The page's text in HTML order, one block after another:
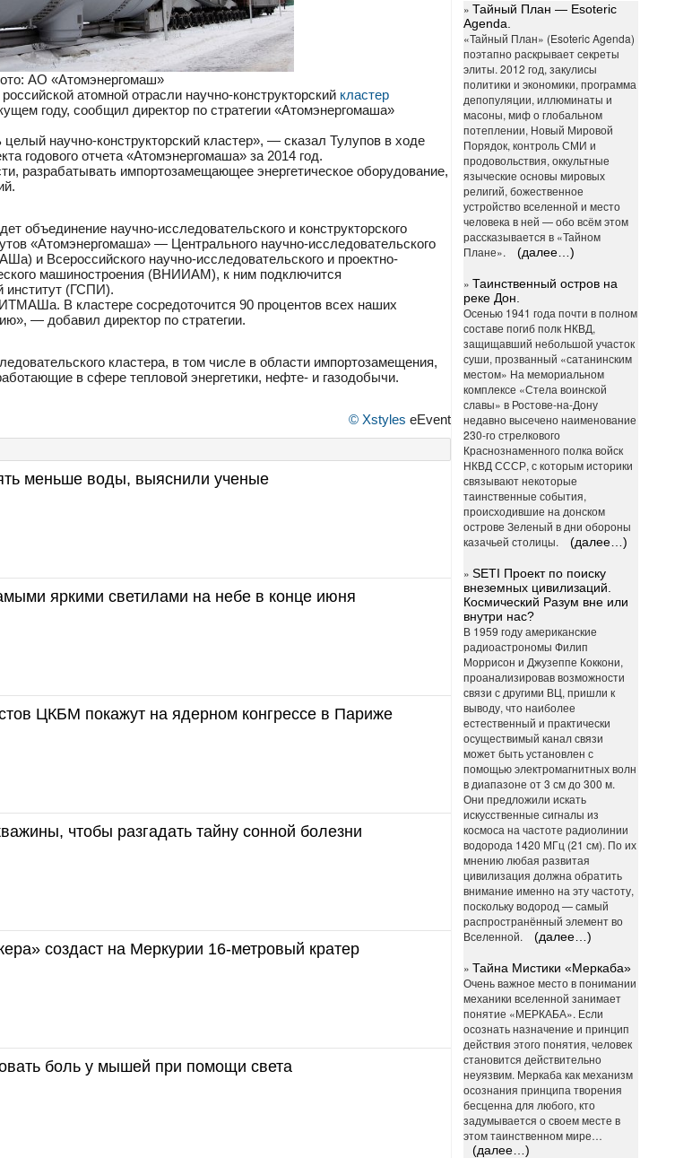
АО «Атомэнергомаш»
атомной отрасли научно-конструкторский кластер
году, сообщил директор по стратегии «Атомэнергомаша»
научно-конструкторский кластер», — сказал Тулупов в ходе
годового отчета «Атомэнергомаша» за 2014 год.
разрабатывать импортозамещающее энергетическое оборудование,
объединение научно-исследовательского и конструкторского
«Атомэнергомаша» — Центрального научно-исследовательского
и Всероссийского научно-исследовательского и проектно-
машиностроения (ВНИИАМ), к ним подключится
институт (ГСПИ).
В кластере сосредоточится 90 процентов всех наших
— добавил директор по стратегии.
кластера, в том числе в области импортозамещения,
в сфере тепловой энергетики, нефте- и газодобычи.
© Xstyles eEvent
меньше воды, выяснили ученые
яркими светилами на небе в конце июня
ЦКБМ покажут на ядерном конгрессе в Париже
чтобы разгадать тайну сонной болезни
создаст на Меркурии 16-метровый кратер
боль у мышей при помощи света
»Тайный План — Esoteric
Agenda.
«Тайный План» (Esoteric Agenda)
поэтапно раскрывает секреты
элиты. 2012 год, закулисы
политики и экономики, программа
депопуляции, иллюминаты и
масоны, миф о глобальном
потеплении, Новый Мировой
Порядок, контроль СМИ и
продовольствия, оккультные
языческие основы мировых
религий, божественное
устройство вселенной и место
человека в ней — обо всём этом
рассказывается в «Тайном
Плане».
(далее…)
»Таинственный остров на
реке Дон.
Осенью 1941 года почти в полном
составе погиб полк НКВД,
защищавший небольшой участок
суши, прозванный «сатанинским
местом» На мемориальном
комплексе «Стела воинской
славы» в Ростове-на-Дону
недавно высечено наименование
230-го стрелкового
Краснознаменного полка войск
НКВД СССР, с которым историки
связывают некоторые
таинственные события,
происходившие на донском
острове Зеленый в дни обороны
казачьей столицы.
(далее…)
»SETI Проект по поиску
внеземных цивилизаций.
Космический Разум вне или
внутри нас?
В 1959 году американские
радиоастрономы Филип
Моррисон и Джузеппе Коккони,
проанализировав возможности
связи с другими ВЦ, пришли к
выводу, что наиболее
естественный и практически
осуществимый канал связи
может быть установлен с
помощью электромагнитных волн
в диапазоне от 3 см до 300 м.
Они предложили искать
искусственные сигналы из
космоса на частоте радиолинии
водорода 1420 МГц (21 см). По их
мнению любая развитая
цивилизация должна обратить
внимание именно на эту частоту,
поскольку водород — самый
распространённый элемент во
Вселенной.
(далее…)
»Тайна Мистики «Меркаба»
Очень важное место в понимании
механики вселенной занимает
понятие «МЕРКАБА». Если
осознать назначение и принцип
действия этого понятия, человек
становится действительно
неуязвим. Меркаба как механизм
осознания принципа творения
бесценна для любого, кто
задумывается о своем месте в
этом таинственном мире…
(далее…)